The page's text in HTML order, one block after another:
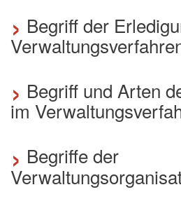
› Begriff der
› Begriff und Arten
im
› Begriffe der